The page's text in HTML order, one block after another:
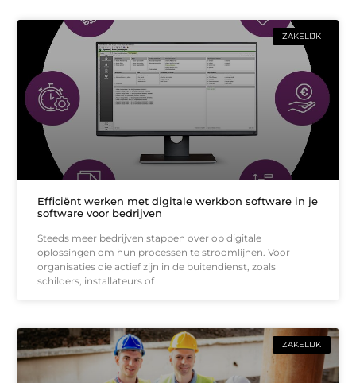
ZAKELIJK
Efficiënt werken met digitale werkbon software in je
software voor bedrijven
Steeds meer bedrijven stappen over op digitale
oplossingen om hun processen te stroomlijnen. Voor
organisaties die actief zijn in de buitendienst, zoals
schilders, installateurs of
ZAKELIJK